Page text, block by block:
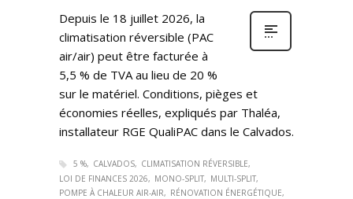
Depuis le 18 juillet 2026, la
climatisation réversible (PAC
air/air) peut être facturée à
5,5 % de TVA au lieu de 20 %
sur le matériel. Conditions, pièges et
économies réelles, expliqués par Thaléa,
installateur RGE QualiPAC dans le Calvados.
5 % CALVADOS
CLIMATISATION RÉVERSIBLE
LOI DE FINANCES 2026
MONO-SPLIT
MULTI-SPLIT
POMPE À CHALEUR AIR-AIR
RÉNOVATION ÉNERGÉTIQUE